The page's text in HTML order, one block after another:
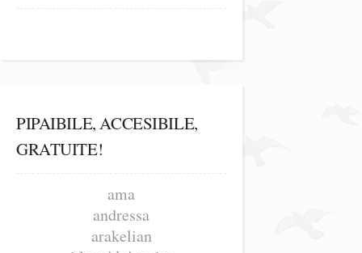
PIPAIBILE, ACCESIBILE,
GRATUITE!
ama
andressa
arakelian